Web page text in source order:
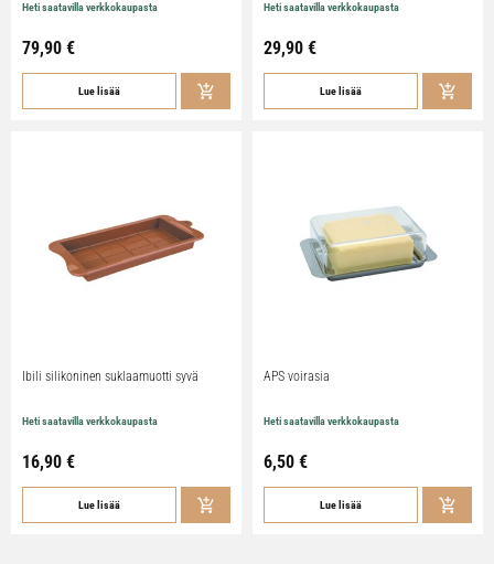
Heti saatavilla verkkokaupasta
79,90 €
Lue lisää
Heti saatavilla verkkokaupasta
29,90 €
Lue lisää
Ibili silikoninen suklaamuotti syvä
Heti saatavilla verkkokaupasta
16,90 €
Lue lisää
APS voirasia
Heti saatavilla verkkokaupasta
6,50 €
Lue lisää